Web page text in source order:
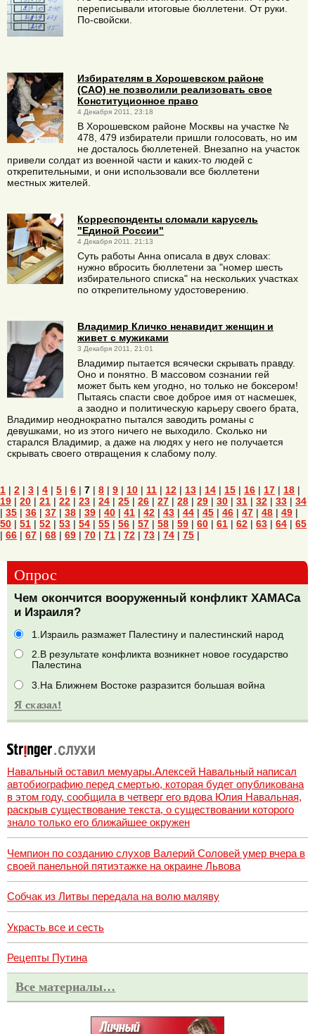
переписывали итоговые бюллетени. От руки.
По-свойски.
Избирателям в Хорошевском районе
(САО) не позволили реализовать свое
Конституционное право
4 Декабря 2011, 23:18
В Хорошевском районе Москвы на участке №
478, 479 избиратели пришли голосовать, но им
не досталось бюллетеней. Внезапно на участок
привели солдат из военной части и каких-то людей с
открепительными, и они использовали все бюллетени
местных жителей.
Корреспонденты сломали карусель
"Единой России"
4 Декабря 2011, 21:13
Суть работы Анна описала в двух словах:
нужно вбросить бюллетени за "номер шесть
избирательного списка" на нескольких участках
по открепительному удостоверению.
Владимир Кличко ненавидит женщин и
живет с мужиками
3 Декабря 2011, 21:01
Владимир пытается всячески скрывать правду.
Оно и понятно. В массовом сознании гей
может быть кем угодно, но только не боксером!
Пытаясь спасти свое доброе имя от насмешек,
а заодно и политическую карьеру своего брата,
Владимир неоднократно пытался заводить романы с
девушками, но из этого ничего не выходило. Сколько ни
старался Владимир, а даже на людях у него не получается
скрывать своего отвращения к слабому полу.
1 | 2 | 3 | 4 | 5 | 6 | 7 | 8 | 9 | 10 | 11 | 12 | 13 | 14 | 15 | 16 | 17 | 18 |
19 | 20 | 21 | 22 | 23 | 24 | 25 | 26 | 27 | 28 | 29 | 30 | 31 | 32 | 33 | 34
| 35 | 36 | 37 | 38 | 39 | 40 | 41 | 42 | 43 | 44 | 45 | 46 | 47 | 48 | 49 |
50 | 51 | 52 | 53 | 54 | 55 | 56 | 57 | 58 | 59 | 60 | 61 | 62 | 63 | 64 | 65
| 66 | 67 | 68 | 69 | 70 | 71 | 72 | 73 | 74 | 75 |
Опрос
Чем окончится вооруженный конфликт ХАМАСа
и Израиля?
1.Израиль размажет Палестину и палестинский народ
2.В результате конфликта возникнет новое государство
Палестина
3.На Ближнем Востоке разразится большая война
Навальный оставил мемуары.Алексей Навальный написал
автобиографию перед смертью, которая будет опубликована
в этом году, сообщила в четверг его вдова Юлия Навальная,
раскрыв существование текста, о существовании которого
знало только его ближайшее окружен
Чемпион по созданию слухов Валерий Соловей умер вчера в
своей панельной пятиэтажке на окраине Львова
Собчак из Литвы передала на волю маляву
Украсть все и сесть
Рецепты Путина
Все материалы…